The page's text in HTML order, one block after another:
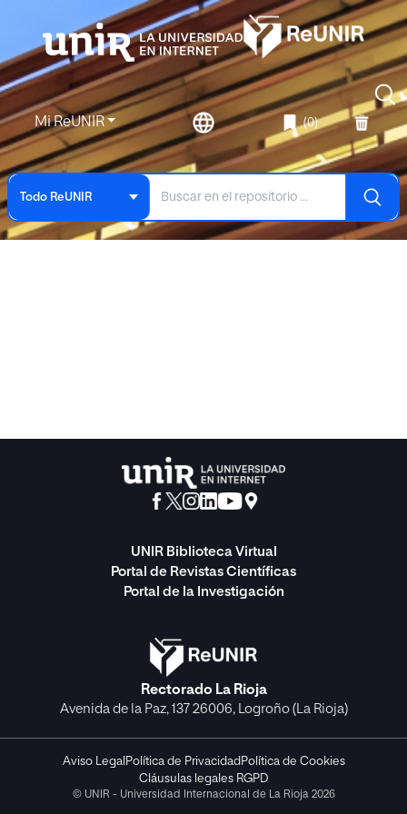
Mi ReUNIR (0)
Todo ReUNIR
UNIR Biblioteca Virtual
Portal de Revistas Científicas
Portal de la Investigación
Rectorado La Rioja
Avenida de la Paz, 137 26006, Logroño (La Rioja)
Aviso Legal Política de Privacidad Política de Cookies
Cláusulas legales RGPD
© UNIR - Universidad Internacional de La Rioja 2026